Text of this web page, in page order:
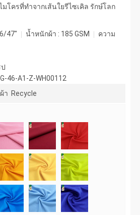
มโครที่ทำจากเส้นใยรีไซเคิล รักษ์โลก
47" น้ำหนักผ้า : 185 GSM
ความ
46-A1-Z-WH00112
ผ้า Recycle